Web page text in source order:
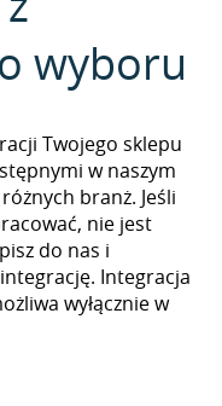
wyboru
Twojego sklepu
w naszym
branż. Jeśli
nie jest
do nas i
Integracja
wyłącznie w